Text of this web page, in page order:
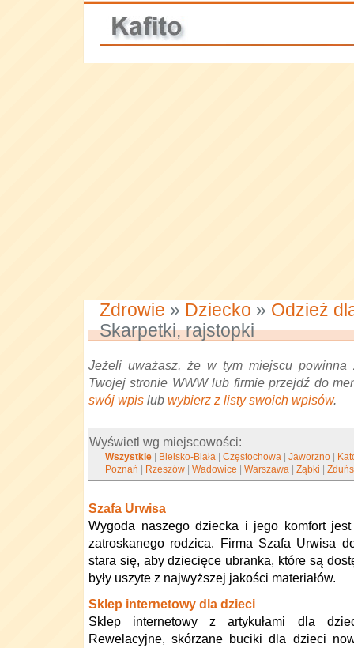
Zdrowie » Dziecko » Odzież
Skarpetki, rajstopki
Jeżeli uważasz, że w tym miejscu powinna
Twojej stronie WWW lub firmie przejdź do
swój wpis lub wybierz z listy swoich wpisów.
Wyświetl wg miejscowości:
Wszystkie Bielsko-Biała |Częstochowa |Jaworzno
Poznań
Rzeszów |Wadowice |Warszawa |Ząbki |
Szafa Urwisa
Wygoda naszego dziecka i jego komfort
zatroskanego rodzica. Firma Szafa Urwisa
stara się, aby dziecięce ubranka, które są
były uszyte z najwyższej jakości materiałów.
Sklep internetowy dla dzieci
Sklep internetowy z artykułami dla
Rewelacyjne, skórzane buciki dla dzieci